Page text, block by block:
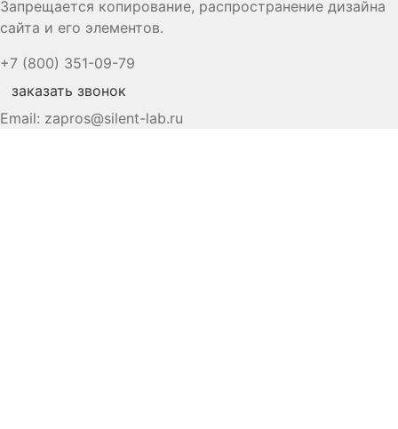
Запрещается копирование, распространение дизайна
сайта и его элементов.
+7 (800) 351-09-79
заказать звонок
Email: zapros@silent-lab.ru